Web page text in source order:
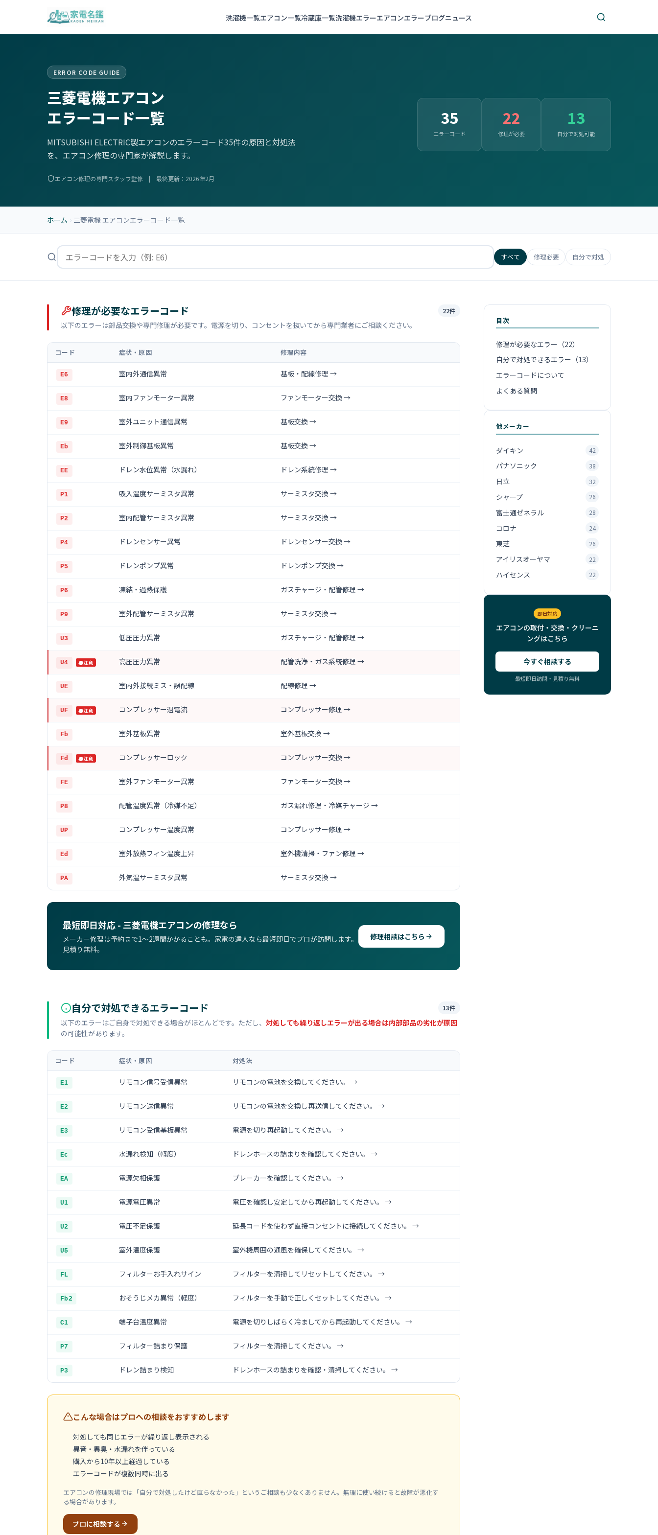
洗濯機一覧エアコン一覧冷蔵庫一覧洗濯機エラーエアコンエラーブログニュース
ERROR CODE GUIDE
三菱電機エアコン
エラーコード一覧
MITSUBISHI ELECTRIC製エアコンのエラーコード35件の原因と対処法
を、エアコン修理の専門家が解説します。
エアコン修理の専門スタッフ監修 | 最終更新：2026年2月
35
エラーコード
22
修理が必要
13
自分で対処可能
ホーム › 三菱電機 エアコンエラーコード一覧
すべて 修理必要 自分で対処
修理が必要なエラーコード 22件
以下のエラーは部品交換や専門修理が必要です。電源を切り、コンセントを抜いてから専門業者にご相談ください。
コード 症状・原因 修理内容
E6 室内外通信異常 基板・配線修理 →
E8 室内ファンモーター異常 ファンモーター交換 →
E9 室外ユニット通信異常 基板交換 →
Eb 室外制御基板異常 基板交換 →
EE ドレン水位異常（水漏れ） ドレン系統修理 →
P1 吸入温度サーミスタ異常 サーミスタ交換 →
P2 室内配管サーミスタ異常 サーミスタ交換 →
P4 ドレンセンサー異常 ドレンセンサー交換 →
P5 ドレンポンプ異常 ドレンポンプ交換 →
P6 凍結・過熱保護 ガスチャージ・配管修理 →
P9 室外配管サーミスタ異常 サーミスタ交換 →
U3 低圧圧力異常 ガスチャージ・配管修理 →
U4 要注意 高圧圧力異常 配管洗浄・ガス系統修理 →
UE 室内外接続ミス・誤配線 配線修理 →
UF 要注意 コンプレッサー過電流 コンプレッサー修理 →
Fb 室外基板異常 室外基板交換 →
Fd 要注意 コンプレッサーロック コンプレッサー交換 →
FE 室外ファンモーター異常 ファンモーター交換 →
P8 配管温度異常（冷媒不足） ガス漏れ修理・冷媒チャージ →
UP コンプレッサー温度異常 コンプレッサー修理 →
Ed 室外放熱フィン温度上昇 室外機清掃・ファン修理 →
PA 外気温サーミスタ異常 サーミスタ交換 →
最短即日対応 - 三菱電機エアコンの修理なら
メーカー修理は予約まで1〜2週間かかることも。家電の達人なら最短即日でプロが訪問します。
見積り無料。
修理相談はこちら
自分で対処できるエラーコード 13件
以下のエラーはご自身で対処できる場合がほとんどです。ただし、 対処しても繰り返しエラーが出る場合は内部部品の劣化が原因
の可能性があります。
コード 症状・原因 対処法
E1 リモコン信号受信異常 リモコンの電池を交換してください。 →
E2 リモコン送信異常 リモコンの電池を交換し再送信してください。 →
E3 リモコン受信基板異常 電源を切り再起動してください。 →
Ec 水漏れ検知（軽度） ドレンホースの詰まりを確認してください。 →
EA 電源欠相保護 ブレーカーを確認してください。 →
U1 電源電圧異常 電圧を確認し安定してから再起動してください。 →
U2 電圧不足保護 延長コードを使わず直接コンセントに接続してください。 →
U5 室外温度保護 室外機周囲の通風を確保してください。 →
FL フィルターお手入れサイン フィルターを清掃してリセットしてください。 →
Fb2 おそうじメカ異常（軽度） フィルターを手動で正しくセットしてください。 →
C1 端子台温度異常 電源を切りしばらく冷ましてから再起動してください。 →
P7 フィルター詰まり保護 フィルターを清掃してください。 →
P3 ドレン詰まり検知 ドレンホースの詰まりを確認・清掃してください。 →
こんな場合はプロへの相談をおすすめします
対処しても同じエラーが繰り返し表示される
異音・異臭・水漏れを伴っている
購入から10年以上経過している
エラーコードが複数同時に出る
エアコンの修理現場では「自分で対処したけど直らなかった」というご相談も少なくありません。無理に使い続けると故障が悪化す
る場合があります。
プロに相談する
目次
修理が必要なエラー（22）
自分で対処できるエラー（13）
エラーコードについて
よくある質問
他メーカー
ダイキン 42
パナソニック 38
日立 32
シャープ 26
富士通ゼネラル 28
コロナ 24
東芝 26
アイリスオーヤマ 22
ハイセンス 22
即日対応
エアコンの取付・交換・クリーニ
ングはこちら
今すぐ相談する
最短即日訪問・見積り無料